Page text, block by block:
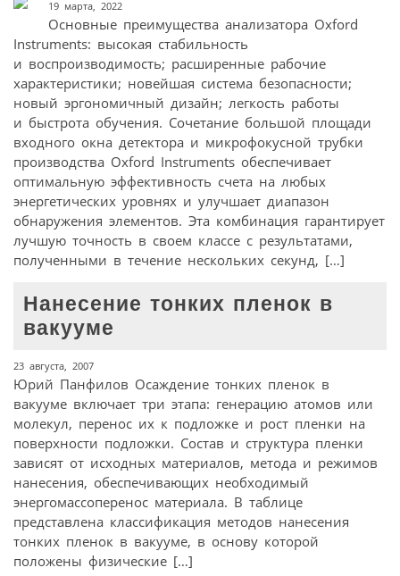
19 марта, 2022
Основные преимущества анализатора Oxford
Instruments: высокая стабильность
и воспроизводимость; расширенные рабочие
характеристики; новейшая система безопасности;
новый эргономичный дизайн; легкость работы
и быстрота обучения. Сочетание большой площади
входного окна детектора и микрофокусной трубки
производства Oxford Instruments обеспечивает
оптимальную эффективность счета на любых
энергетических уровнях и улучшает диапазон
обнаружения элементов. Эта комбинация гарантирует
лучшую точность в своем классе с результатами,
полученными в течение нескольких секунд, […]
Нанесение тонких пленок в
вакууме
23 августа, 2007
Юрий Панфилов Осаждение тонких пленок в
вакууме включает три этапа: генерацию атомов или
молекул, перенос их к подложке и рост пленки на
поверхности подложки. Состав и структура пленки
зависят от исходных материалов, метода и режимов
нанесения, обеспечивающих необходимый
энергомассоперенос материала. В таблице
представлена классификация методов нанесения
тонких пленок в вакууме, в основу которой
положены физические […]